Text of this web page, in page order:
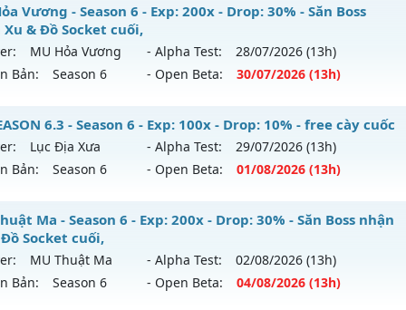
loại: Mu Custom thêm đồ mới
Anti
Hà Nội - Ổn Định , Lâu Dài
mới ra tháng 08 2026 - Mở máy chủHuyền Thoại
100x - Drop: 10%
loại: Mu Nguyên bản Webzen
ICM
Vương - Season 6 - Exp: 200x - Drop: 30% - Săn Boss
Xu & Đồ Socket cuối,
MU Hỏa Vương - Alpha Test: 28/07/2026 (13h)
Bản:
Season 6 - Open Beta: 30/07/2026 (13h)
Hỏa Vương - Săn Boss nhận Xu & Đồ Socket cuối,
mới ra tháng 07 2026 - Mở máy chủMU Hỏa Vương
reset: Reset In Game
loại: Mu Nguyên bản Webzen
VietGuard
6.3 - Season 6 - Exp: 100x - Drop: 10% - free cày cuốc
Lục Địa Xưa - Alpha Test: 29/07/2026 (13h)
Bản:
Season 6 - Open Beta: 01/08/2026 (13h)
6.3 - free cày cuốc
mới ra tháng 08 2026 - Mở máy chủLục Địa Xưa
100x - Drop: 10%
Ma - Season 6 - Exp: 200x - Drop: 30% - Săn Boss nhận
Socket cuối,
MU Thuật Ma - Alpha Test: 02/08/2026 (13h)
Bản:
Season 6 - Open Beta: 04/08/2026 (13h)